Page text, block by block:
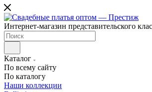
Интернет-магазин представительского
Каталог
По всему сайту
По каталогу
Наши коллекции